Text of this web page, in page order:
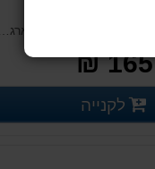
165 ₪
פרטים נוספים
לקנייה